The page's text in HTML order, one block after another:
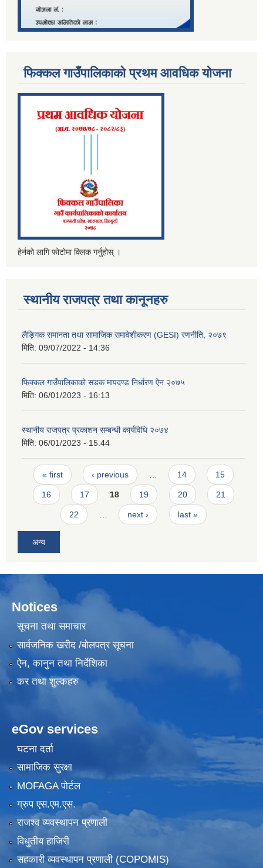
फिक्कल गाउँपालिकाको प्रथम आवधिक योजना
हेर्नको लागि फोटोमा क्लिक गर्नुहोस् ।
स्थानीय राजपत्र तथा कानूनहरु
लैङ्गिक समानता तथा सामाजिक समावेशीकरण (GESI) रणनीति, २०७९
मिति: 09/07/2022 - 14:36
फिक्कल गाउँपालिकाको सडक मापदण्ड निर्धारण ऐन २०७५
मिति: 06/01/2023 - 16:13
स्थानीय राजपत्र प्रकाशन सम्बन्धी कार्यविधि २०७४
मिति: 06/01/2023 - 15:44
Pages
« first ‹ previous … 14 15
16 17 18 19 20 21
22 … next › last »
अन्य
Notices
सूचना तथा समाचार
सार्वजनिक खरीद /बोलपत्र सूचना
ऐन, कानुन तथा निर्देशिका
कर तथा शुल्कहरु
eGov services
घटना दर्ता
सामाजिक सुरक्षा
MOFAGA पोर्टल
ग्रुप एस.एम.एस.
राजश्व व्यवस्थापन प्रणाली
विधुतीय हाजिरी
सहकारी व्यवस्थापन प्रणाली (COPOMIS)